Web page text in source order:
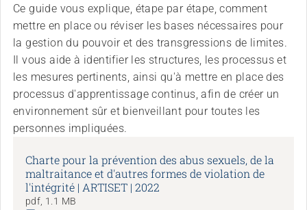
26.08.2026 Interlaken
Ce guide vous explique, étape par étape, comment
mettre en place ou réviser les bases nécessaires pour
la gestion du pouvoir et des transgressions de limites.
Il vous aide à identifier les structures, les processus et
les mesures pertinents, ainsi qu'à mettre en place des
processus d'apprentissage continus, afin de créer un
environnement sûr et bienveillant pour toutes les
personnes impliquées.
Charte pour la prévention des abus sexuels, de la
maltraitance et d'autres formes de violation de
l'intégrité | ARTISET | 2022
pdf, 1.1 MB